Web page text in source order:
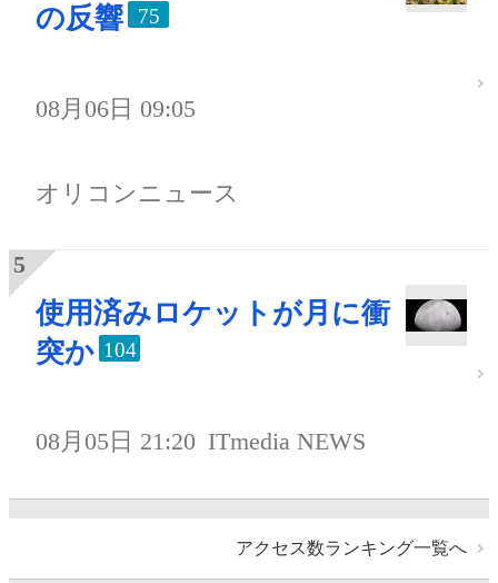
の反響
75
08月06日 09:05
オリコンニュース
使用済みロケットが月に衝
突か 104
08月05日 21:20 ITmedia NEWS
アクセス数ランキング一覧へ